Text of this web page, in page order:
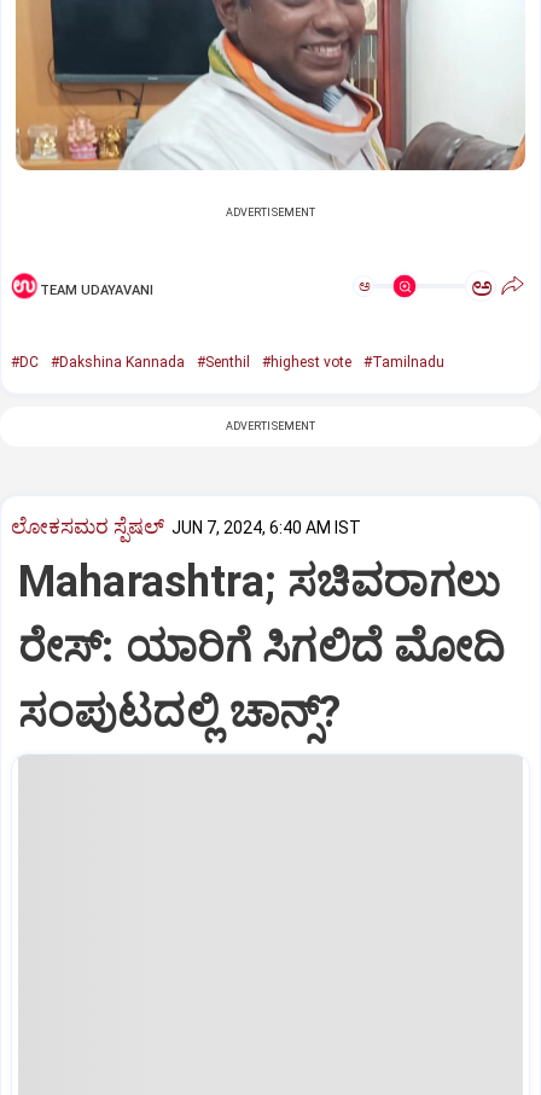
ADVERTISEMENT
TEAM UDAYAVANI ಅ ಅ
#DC #Dakshina Kannada #Senthil #highest vote #Tamilnadu
ADVERTISEMENT
ಲೋಕಸಮರ ಸ್ಪೆಷಲ್‌ JUN 7, 2024, 6:40 AM IST
Maharashtra; ಸಚಿವರಾಗಲು
ರೇಸ್‌: ಯಾರಿಗೆ ಸಿಗಲಿದೆ ಮೋದಿ
ಸಂಪುಟದಲ್ಲಿ ಚಾನ್ಸ್‌?